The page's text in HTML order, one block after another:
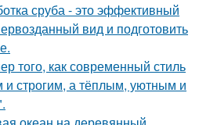
сруба - это эффективный
вид и подготовить
того, как современный стиль
строгим, а тёплым, уютным и